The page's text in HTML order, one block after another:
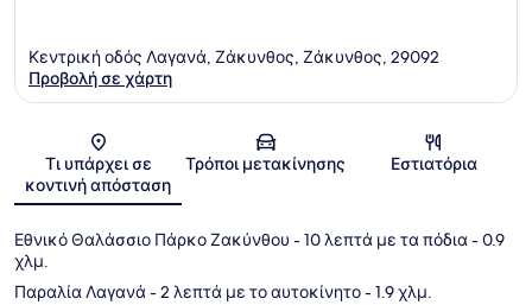
Χάρτης
Κεντρική οδός Λαγανά, Ζάκυνθος, Ζάκυνθος, 29092
Προβολή σε χάρτη
Τι υπάρχει σε
κοντινή απόσταση
Τρόποι μετακίνησης Εστιατόρια
Εθνικό Θαλάσσιο Πάρκο Ζακύνθου - 10 λεπτά με τα πόδια- 0.9
χλμ.
Παραλία Λαγανά- 2 λεπτά με το αυτοκίνητο- 1.9 χλμ.